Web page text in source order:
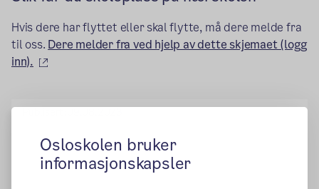
Osloskolen bruker
informasjonskapsler
Hvis dere har flyttet eller skal flytte, må dere melde fra
til oss. Dere melder fra ved hjelp av dette skjemaet (logg
inn).
(ekstern lenke)
Publisert:09.08.2023